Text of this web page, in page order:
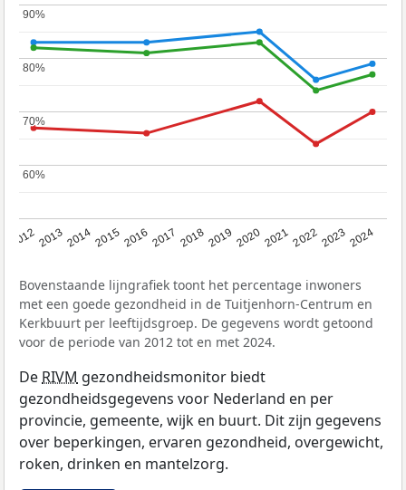
201220132014201520162017 20182019 20202021202220232024
60%
60%
70%
70%
80%
80%
90%
90%
Bovenstaande lijngrafiek toont het percentage inwoners
met een goede gezondheid in de Tuitjenhorn-Centrum en
Kerkbuurt per leeftijdsgroep. De gegevens wordt getoond
voor de periode van 2012 tot en met 2024.
De RIVM gezondheidsmonitor biedt
gezondheidsgegevens voor Nederland en per
provincie, gemeente, wijk en buurt. Dit zijn gegevens
over beperkingen, ervaren gezondheid, overgewicht,
roken, drinken en mantelzorg.